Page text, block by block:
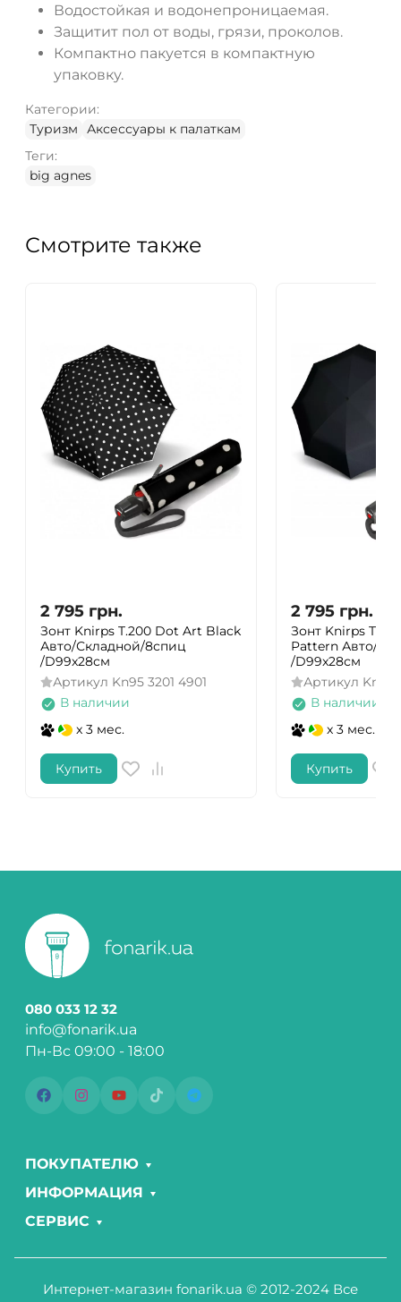
Водостойкая и водонепроницаемая.
Защитит пол от воды, грязи, проколов.
Компактно пакуется в компактную
упаковку.
Категории:
Туризм
Аксессуары к палаткам
Теги:
big agnes
Смотрите также
2 795 грн.
Зонт Knirps T.200 Dot Art Black
Авто/Складной/8спиц
/D99x28см
Артикул Kn95 3201 4901
В наличии
x 3 мес.
Купить
2 795 грн.
Зонт Knirps
Pattern Авто/
/D99x28см
Артикул Kn95
В наличии
x 3 мес.
Купить
080 033 12 32
info@fonarik.ua
Пн-Вс 09:00 - 18:00
ПОКУПАТЕЛЮ
ИНФОРМАЦИЯ
СЕРВИС
Интернет-магазин fonarik.ua © 2012-2024 Все